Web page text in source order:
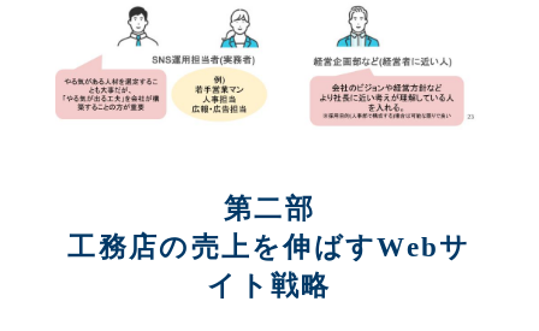
第二部
工務店の売上を伸ばすWebサ
イト戦略